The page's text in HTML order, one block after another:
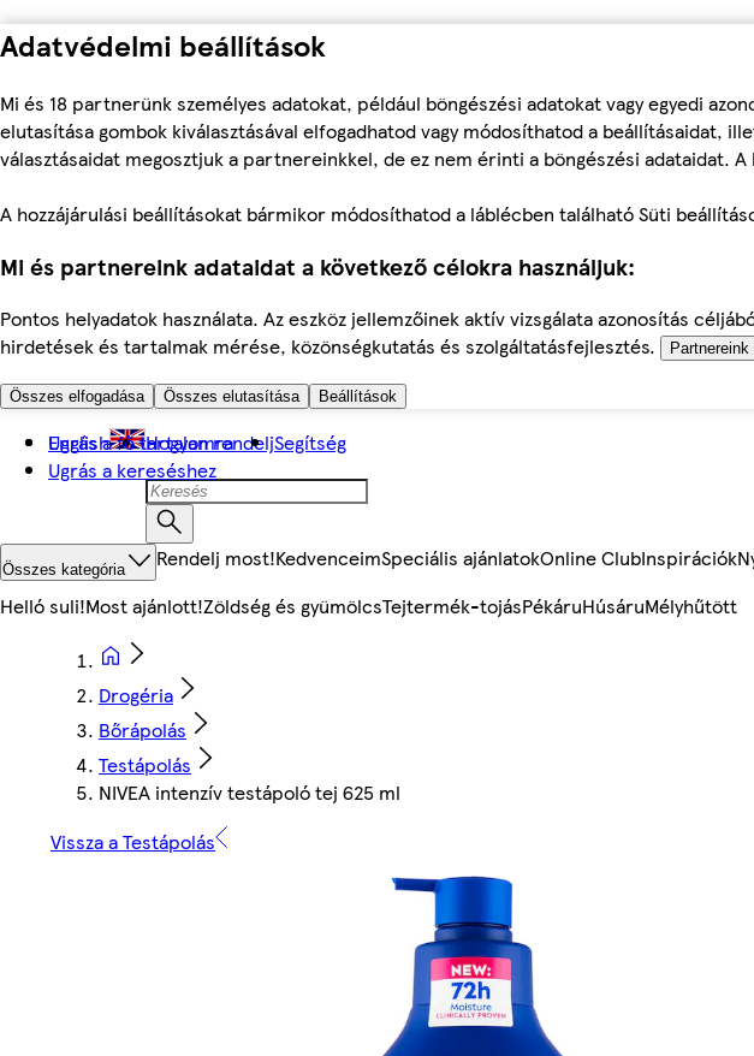
Adatvédelmi beállítások
Mi és 18 partnerünk személyes adatokat, például böngészési adatokat vagy egyedi
elutasítása gombok kiválasztásával elfogadhatod vagy módosíthatod a beállításaidat,
választásaidat megosztjuk a partnereinkkel, de ez nem érinti a böngészési adataidat.
A hozzájárulási beállításokat bármikor módosíthatod a láblécben található Süti
Mi és partnereink adataidat a következő célokra használjuk:
Pontos helyadatok használata. Az eszköz jellemzőinek aktív vizsgálata azonosítás
hirdetések és tartalmak mérése, közönségkutatás és szolgáltatásfejlesztés.
Összes elfogadása Összes elutasítása Beállítások
Ugrás a fő tartalomra
Ugrás a kereséshez
English Hogyan rendeljSegítség
Összes kategória Rendelj most!KedvenceimSpeciális ajánlatokOnline ClubInspirációk
Helló suli!Most ajánlott!Zöldség és gyümölcsTejtermék-tojásPékáruHúsáruMélyhűtött
Drogéria
Bőrápolás
Testápolás
NIVEA intenzív testápoló tej 625 ml
Vissza a Testápolás